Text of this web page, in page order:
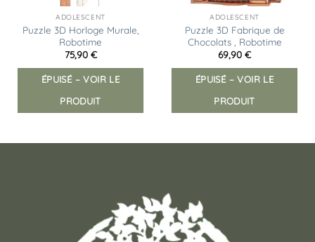
ADOLESCENT
Puzzle 3D Horloge Murale,
Robotime
75,90 €
ÉPUISÉ – VOIR LE
PRODUIT
ADOLESCENT
Puzzle 3D Fabrique de
Chocolats , Robotime
69,90 €
ÉPUISÉ – VOIR LE
PRODUIT